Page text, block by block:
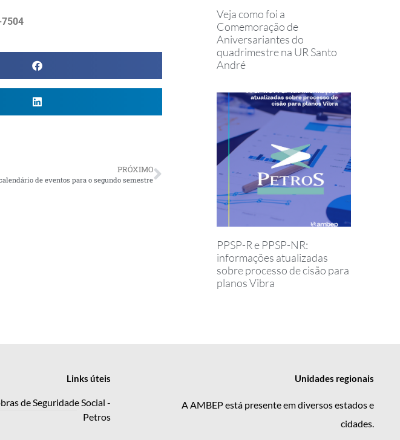
PRÓXIMO
de eventos para o segundo semestre
Veja como foi a
Comemoração de
Aniversariantes do
quadrimestre na UR Santo
André
PPSP-R e PPSP-NR:
informações atualizadas
sobre processo de cisão para
planos Vibra
Links úteis
de Seguridade Social -
Petros
Unidades regionais
A AMBEP está presente em diversos estados e
cidades.